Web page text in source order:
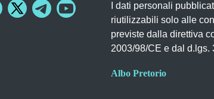
I dati personali
riutilizzabili solo alle
previste dalla direttiva
2003/98/CE e dal d.lgs.
Albo Pretorio